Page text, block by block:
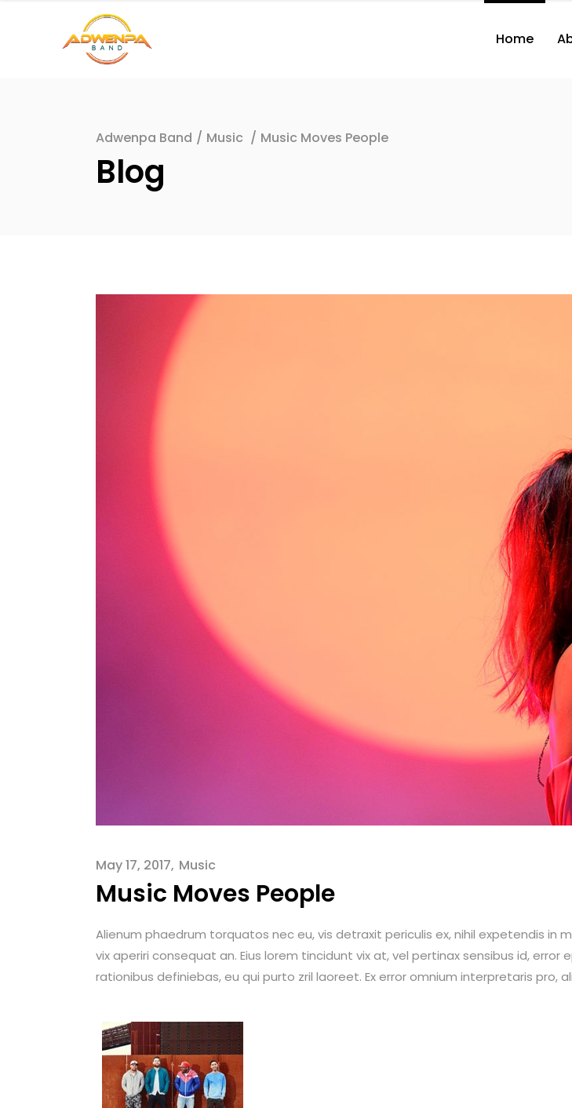
Home
Adwenpa Band / Music / Music Moves People
Blog
May 17, 2017 Music
Music Moves People
Alienum phaedrum torquatos nec eu, vis detraxit periculis ex, nihil expetendis in
vix aperiri consequat an. Eius lorem tincidunt vix at, vel pertinax sensibus id,
rationibus definiebas, eu qui purto zril laoreet. Ex error omnium interpretaris pro,